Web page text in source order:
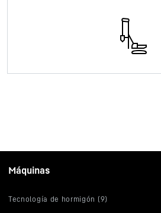
Máquinas
Tecnología de hormigón (9)